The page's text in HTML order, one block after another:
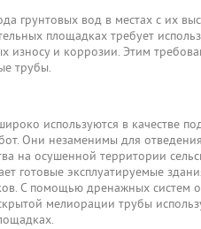
грунтовых вод в местах с их
площадках требует
износу и коррозии. Этим
трубы.
используются в качестве
Они незаменимы для
на осушенной территории
готовые эксплуатируемые
С помощью дренажных систем
мелиорации трубы